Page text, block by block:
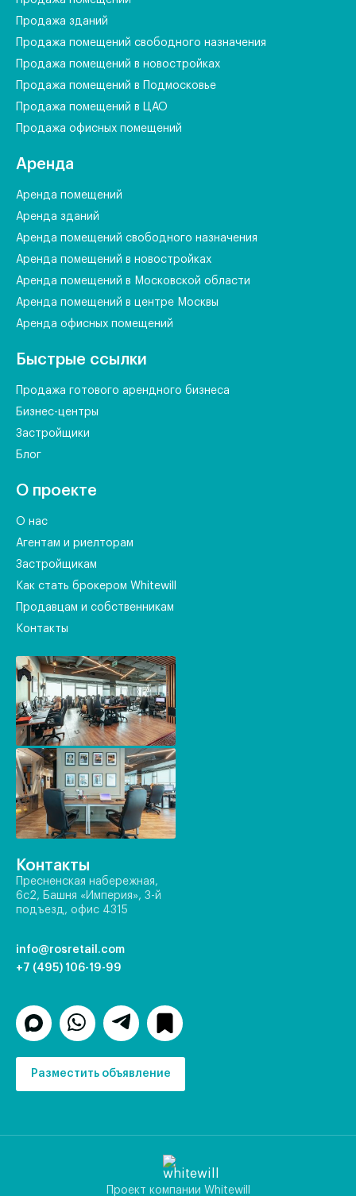
Продажа зданий
Продажа помещений свободного назначения
Продажа помещений в новостройках
Продажа помещений в Подмосковье
Продажа помещений в ЦАО
Продажа офисных помещений
Аренда
Аренда помещений
Аренда зданий
Аренда помещений свободного назначения
Аренда помещений в новостройках
Аренда помещений в Московской области
Аренда помещений в центре Москвы
Аренда офисных помещений
Быстрые ссылки
Продажа готового арендного бизнеса
Бизнес-центры
Застройщики
Блог
О проекте
О нас
Агентам и риелторам
Застройщикам
Как стать брокером Whitewill
Продавцам и собственникам
Контакты
Контакты
Пресненская набережная,
6с2, Башня «Империя», 3-й
подъезд, офис 4315
info@rosretail.com
+7 (495) 106-19-99
Разместить объявление
Проект компании Whitewill